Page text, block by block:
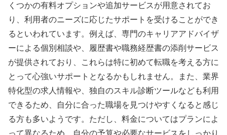
くつかの有料オプションや追加サービスが用意されてお
り、利用者のニーズに応じたサポートを受けることができ
るといわれています。例えば、専門のキャリアアドバイザ
ーによる個別相談や、履歴書や職務経歴書の添削サービス
が提供されており、これらは特に初めて転職を考える方に
とって心強いサポートとなるかもしれません。また、業界
特化型の求人情報や、独自のスキル診断ツールなども利用
できるため、自分に合った職場を見つけやすくなると感じ
る方も多いようです。ただし、料金についてはプランによ
って異なるため、自分の予算や必要なサービスをしっかり